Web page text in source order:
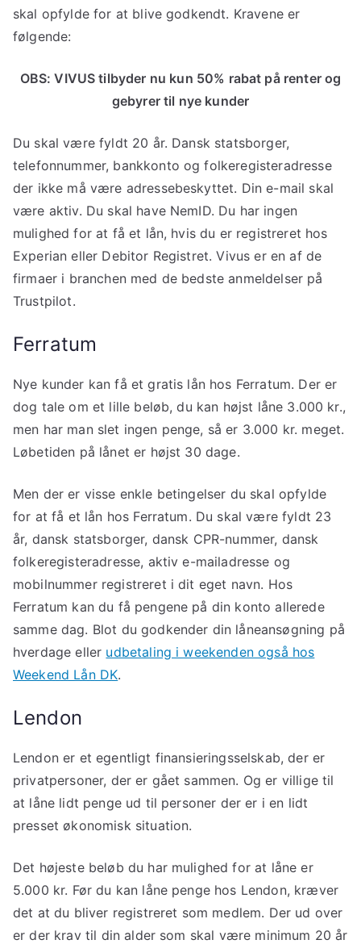
skal opfylde for at blive godkendt. Kravene er
følgende:
OBS: VIVUS tilbyder nu kun 50% rabat på renter og
gebyrer til nye kunder
Du skal være fyldt 20 år. Dansk statsborger,
telefonnummer, bankkonto og folkeregisteradresse
der ikke må være adressebeskyttet. Din e-mail skal
være aktiv. Du skal have NemID. Du har ingen
mulighed for at få et lån, hvis du er registreret hos
Experian eller Debitor Registret. Vivus er en af de
firmaer i branchen med de bedste anmeldelser på
Trustpilot.
Ferratum
Nye kunder kan få et gratis lån hos Ferratum. Der er
dog tale om et lille beløb, du kan højst låne 3.000 kr.,
men har man slet ingen penge, så er 3.000 kr. meget.
Løbetiden på lånet er højst 30 dage.
Men der er visse enkle betingelser du skal opfylde
for at få et lån hos Ferratum. Du skal være fyldt 23
år, dansk statsborger, dansk CPR-nummer, dansk
folkeregisteradresse, aktiv e-mailadresse og
mobilnummer registreret i dit eget navn. Hos
Ferratum kan du få pengene på din konto allerede
samme dag. Blot du godkender din låneansøgning på
hverdage eller udbetaling i weekenden også hos
Weekend Lån DK.
Lendon
Lendon er et egentligt finansieringsselskab, der er
privatpersoner, der er gået sammen. Og er villige til
at låne lidt penge ud til personer der er i en lidt
presset økonomisk situation.
Det højeste beløb du har mulighed for at låne er
5.000 kr. Før du kan låne penge hos Lendon, kræver
det at du bliver registreret som medlem. Der ud over
er der krav til din alder som skal være minimum 20 år